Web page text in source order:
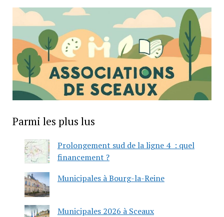
Parmi les plus lus
Prolongement sud de la ligne 4 : quel
financement ?
Municipales à Bourg-la-Reine
Municipales 2026 à Sceaux